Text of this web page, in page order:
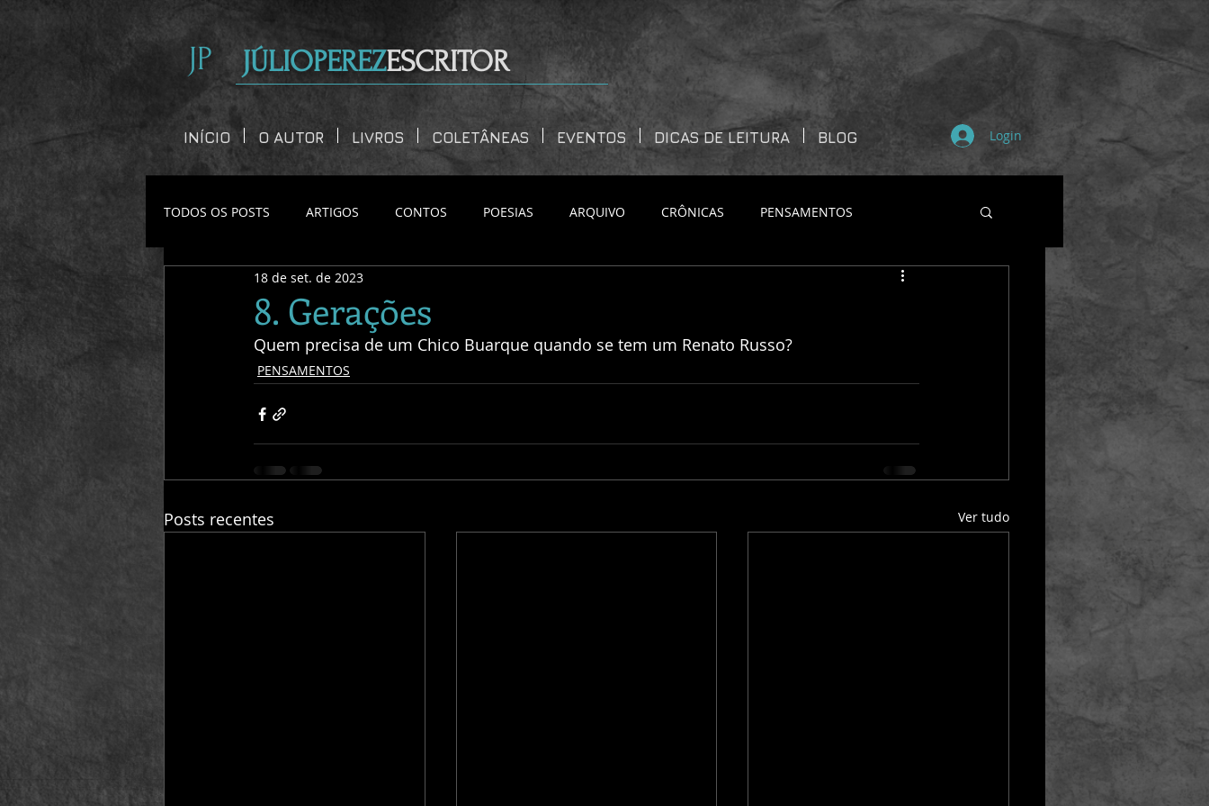
JP JÚLIOPEREZESCRITOR
INÍCIO O AUTOR LIVROS COLETÂNEAS EVENTOS DICAS DE LEITURA BLOG Login
TODOS OS POSTS ARTIGOS CONTOS POESIAS ARQUIVO CRÔNICAS PENSAMENTOS
CONTOS CURTOS
8. Gerações
18 de set. de 2023
Quem precisa de um Chico Buarque quando se tem um Renato Russo?
PENSAMENTOS
Posts recentes Ver tudo